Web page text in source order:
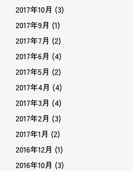
2017年10月 (3)
2017年9月 (1)
2017年7月 (2)
2017年6月 (4)
2017年5月 (2)
2017年4月 (4)
2017年3月 (4)
2017年2月 (3)
2017年1月 (2)
2016年12月 (1)
2016年10月 (3)